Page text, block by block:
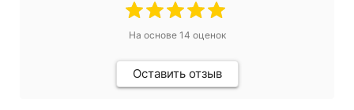
На основе 14 оценок
Оставить отзыв